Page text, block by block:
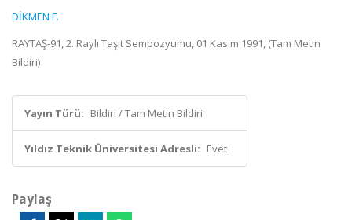
DİKMEN F.
RAYTAŞ-91, 2. Raylı Taşıt Sempozyumu, 01 Kasım 1991, (Tam Metin
Bildiri)
Yayın Türü: Bildiri / Tam Metin Bildiri
Yıldız Teknik Üniversitesi Adresli: Evet
Paylaş